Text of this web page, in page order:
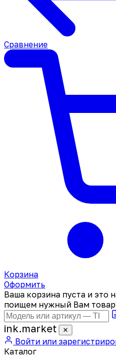
Сравнение
Корзина
Оформить
Ваша корзина пуста и это
поищем нужный Вам
ink.market ✕
Войти или
Каталог